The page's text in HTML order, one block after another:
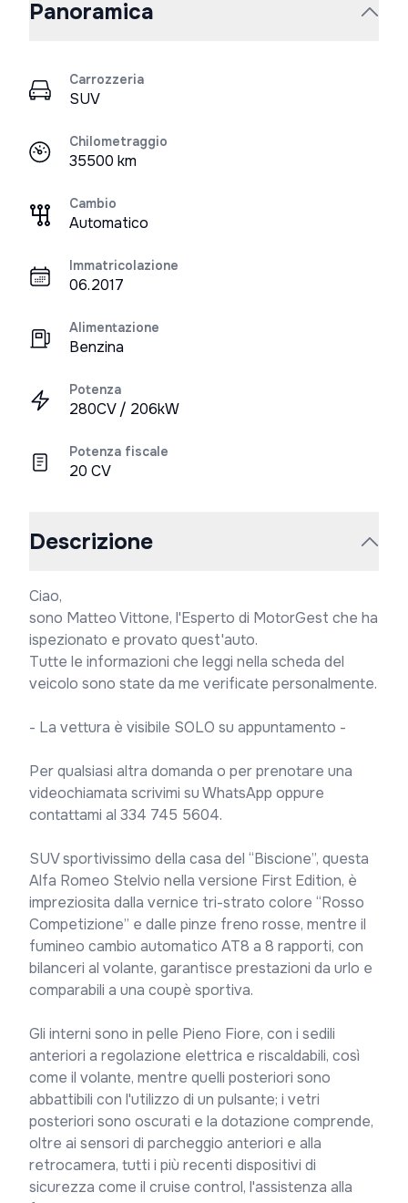
Panoramica
Carrozzeria
SUV
Chilometraggio
35500 km
Cambio
Automatico
Immatricolazione
06.2017
Alimentazione
Benzina
Potenza
280CV / 206kW
Potenza fiscale
20 CV
Descrizione
Ciao,
sono Matteo Vittone, l'Esperto di MotorGest che ha
ispezionato e provato quest'auto.
Tutte le informazioni che leggi nella scheda del
veicolo sono state da me verificate personalmente.
- La vettura è visibile SOLO su appuntamento -
Per qualsiasi altra domanda o per prenotare una
videochiamata scrivimi su WhatsApp oppure
contattami al 334 745 5604.
SUV sportivissimo della casa del “Biscione”, questa
Alfa Romeo Stelvio nella versione First Edition, è
impreziosita dalla vernice tri-strato colore “Rosso
Competizione” e dalle pinze freno rosse, mentre il
fumineo cambio automatico AT8 a 8 rapporti, con
bilanceri al volante, garantisce prestazioni da urlo e
comparabili a una coupè sportiva.
Gli interni sono in pelle Pieno Fiore, con i sedili
anteriori a regolazione elettrica e riscaldabili, così
come il volante, mentre quelli posteriori sono
abbattibili con l'utilizzo di un pulsante; i vetri
posteriori sono oscurati e la dotazione comprende,
oltre ai sensori di parcheggio anteriori e alla
retrocamera, tutti i più recenti dispositivi di
sicurezza come il cruise control, l'assistenza alla